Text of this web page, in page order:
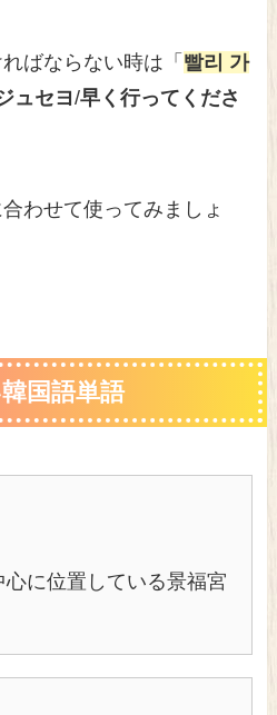
ばならない時は「 빨리 가
セヨ/早く行ってくださ
わせて使ってみましょ
国語単語
に位置している景福宮